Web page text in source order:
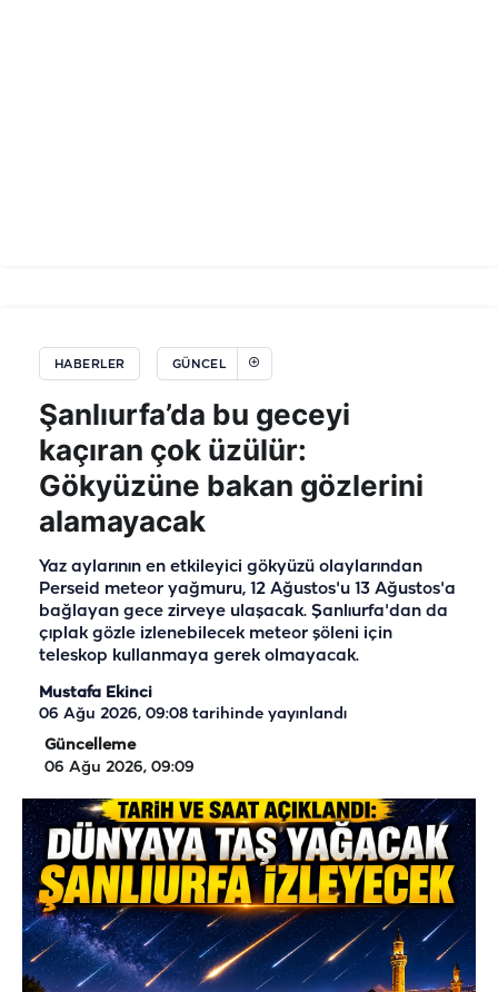
HABERLER GÜNCEL
Şanlıurfa’da bu geceyi
kaçıran çok üzülür:
Gökyüzüne bakan gözlerini
alamayacak
Yaz aylarının en etkileyici gökyüzü olaylarından
Perseid meteor yağmuru, 12 Ağustos'u 13 Ağustos'a
bağlayan gece zirveye ulaşacak. Şanlıurfa'dan da
çıplak gözle izlenebilecek meteor şöleni için
teleskop kullanmaya gerek olmayacak.
Mustafa Ekinci
06 Ağu 2026, 09:08 tarihinde yayınlandı
Güncelleme
06 Ağu 2026, 09:09